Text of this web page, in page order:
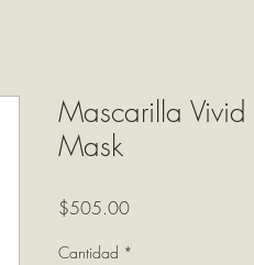
Mascarilla
Mask
$505.00Precio
Cantidad *